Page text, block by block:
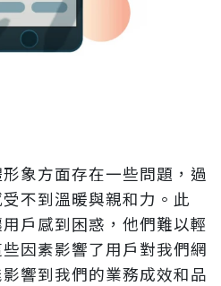
象方面存在一些問題，過
不到溫暖與親和力。此
戶感到困惑，他們難以輕
因素影響了用戶對我們網
響到我們的業務成效和品